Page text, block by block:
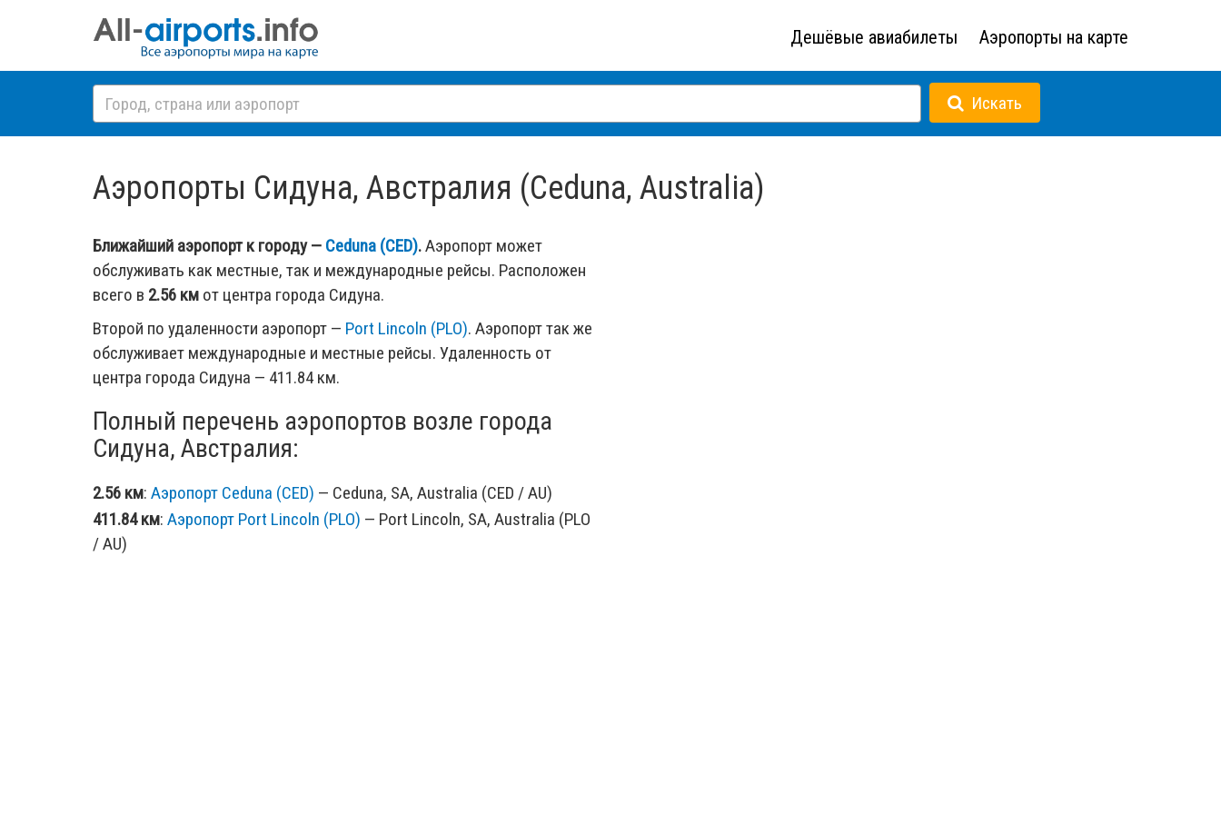
Дешёвые авиабилеты Аэропорты на карте
Искать
Аэропорты Сидуна, Австралия (Ceduna, Australia)
Ближайший аэропорт к городу — Ceduna (CED).Аэропорт может
обслуживать как местные, так и международные рейсы. Расположен
всего в 2.56 км от центра города Сидуна.
Второй по удаленности аэропорт — Port Lincoln (PLO). Аэропорт так же
обслуживает международные и местные рейсы. Удаленность от
центра города Сидуна — 411.84 км.
Полный перечень аэропортов возле города
Сидуна, Австралия:
2.56 км: Аэропорт Ceduna (CED) — Ceduna, SA, Australia (CED / AU)
411.84 км: Аэропорт Port Lincoln (PLO) — Port Lincoln, SA, Australia (PLO
/ AU)